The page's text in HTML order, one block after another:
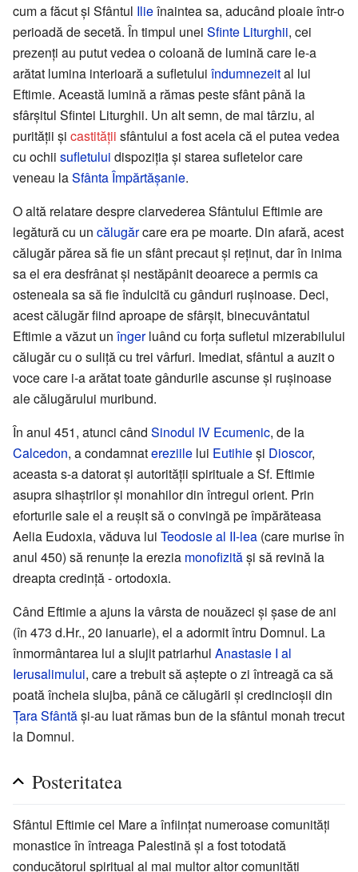
cum a făcut și Sfântul Ilieînaintea sa, aducând ploaie într-o
perioadă de secetă. În timpul unei Sfinte Liturghii, cei
prezenți au putut vedea o coloană de lumină care le-a
arătat lumina interioară a sufletului îndumnezeital lui
Eftimie. Această lumină a rămas peste sfânt până la
sfârșitul Sfintei Liturghii. Un alt semn, de mai târziu, al
purității și castității sfântului a fost acela că el putea vedea
cu ochii sufletului dispoziția și starea sufletelor care
veneau laSfânta Împărtășanie.
O altă relatare despre clarvederea Sfântului Eftimie are
legătură cu un călugărcare era pe moarte. Din afară, acest
călugăr părea să fie un sfânt precaut și reținut, dar în inima
sa el era desfrânat și nestăpânit deoarece a permis ca
osteneala sa să fie îndulcită cu gânduri rușinoase. Deci,
acest călugăr fiind aproape de sfârșit, binecuvântatul
Eftimie a văzut un îngerluând cu forța sufletul mizerabilului
călugăr cu o suliță cu trei vârfuri. Imediat, sfântul a auzit o
voce care i-a arătat toate gândurile ascunse și rușinoase
ale călugărului muribund.
În anul 451, atunci când Sinodul IV Ecumenic, de la
Calcedon, a condamnatereziile lui Eutihieși Dioscor,
aceasta s-a datorat și autorității spirituale a Sf. Eftimie
asupra sihaștrilor și monahilor din întregul orient. Prin
eforturile sale el a reușit să o convingă pe împărăteasa
Aelia Eudoxia, văduva lui Teodosie al II-lea (care murise în
anul 450) să renunțe la erezia monofizităși să revină la
dreapta credință - ortodoxia.
Când Eftimie a ajuns la vârsta de nouăzeci și șase de ani
(în 473 d.Hr., 20 ianuarie), el a adormit întru Domnul. La
înmormântarea lui a slujit patriarhul Anastasie I al
Ierusalimului, care a trebuit să aștepte o zi întreagă ca să
poată încheia slujba, până ce călugării și credincioșii din
Țara Sfântăși-au luat rămas bun de la sfântul monah trecut
la Domnul.
Posteritatea
Sfântul Eftimie cel Mare a înființat numeroase comunități
monastice în întreaga Palestină și a fost totodată
conducătorul spiritual al mai multor altor comunități